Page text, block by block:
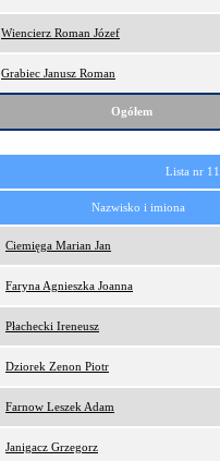
Wiencierz Roman Józef
Grabiec Janusz Roman
Ogółem
Lista nr
Nazwisko i imiona
Ciemięga Marian Jan
Faryna Agnieszka Joanna
Płachecki Ireneusz
Dziorek Zenon Piotr
Farnow Leszek Adam
Janigacz Grzegorz